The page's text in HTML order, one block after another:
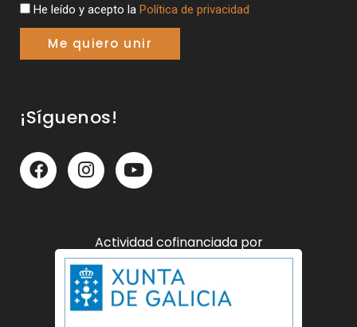
He leído y acepto la Política de privacidad
Me quiero unir
¡Síguenos!
Actividad cofinanciada por